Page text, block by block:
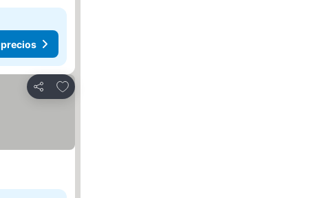
precios
Compartir
Agregar a favoritos